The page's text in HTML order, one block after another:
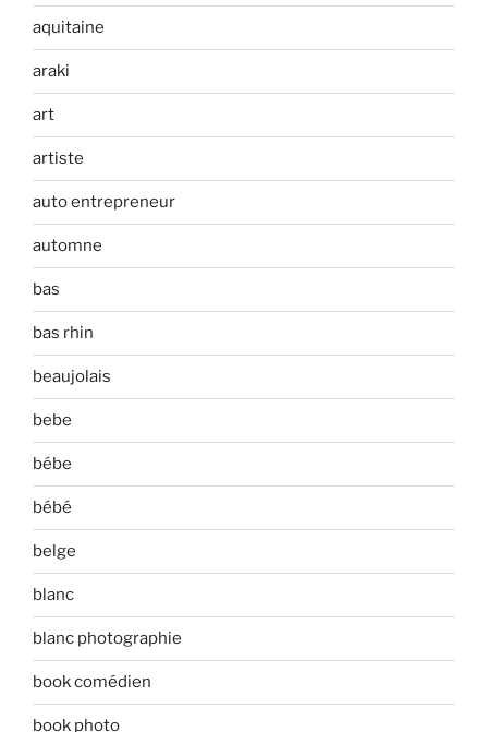
aquitaine
araki
art
artiste
auto entrepreneur
automne
bas
bas rhin
beaujolais
bebe
bébe
bébé
belge
blanc
blanc photographie
book comédien
book photo